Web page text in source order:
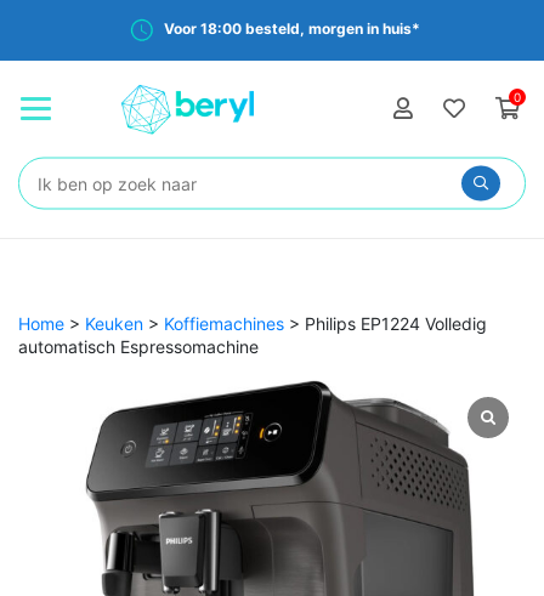
Voor 18:00 besteld, morgen in huis*
0
Zoeken:
Home > Keuken > Koffiemachines > Philips EP1224 Volledig
automatisch Espressomachine